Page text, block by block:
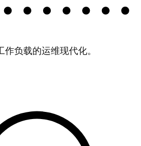
负载的运维现代化。